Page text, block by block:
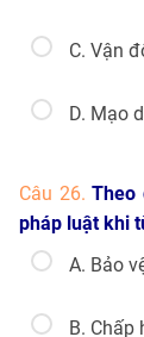
C. Vận
D. Mạo
Câu 26.Theo
pháp luật khi
A. Bảo
B. Chấp